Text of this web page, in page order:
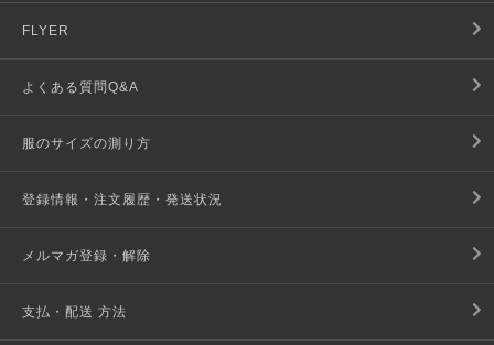
FLYER
よくある質問Q&A
服のサイズの測り方
登録情報・注文履歴・発送状況
メルマガ登録・解除
支払・配送 方法